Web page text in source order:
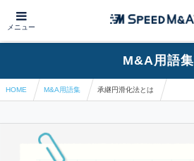
メニュー
M&A用語集
HOME M&A用語集 承継円滑化法とは